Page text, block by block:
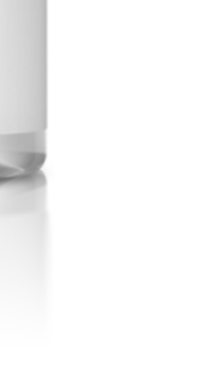
ja voit
ensin
ostoksesi.